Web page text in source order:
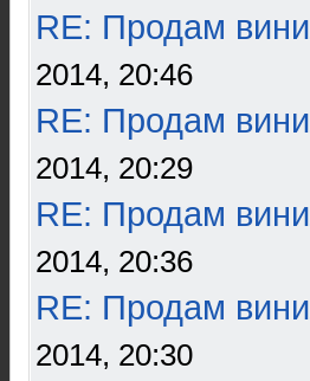
RE: Продам
2014, 20:46
RE: Продам
2014, 20:29
RE: Продам
2014, 20:36
RE: Продам
2014, 20:30